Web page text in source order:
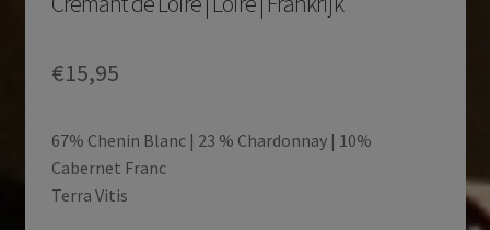
€15,95
67% Chenin Blanc | 23 % Chardonnay | 10%
Cabernet Franc
Terra Vitis